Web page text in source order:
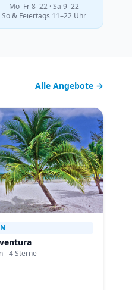
Mo–Fr 8–22 · Sa 9–22
So & Feiertags 11–22 Uhr
Alle Angebote →
- 4 Sterne